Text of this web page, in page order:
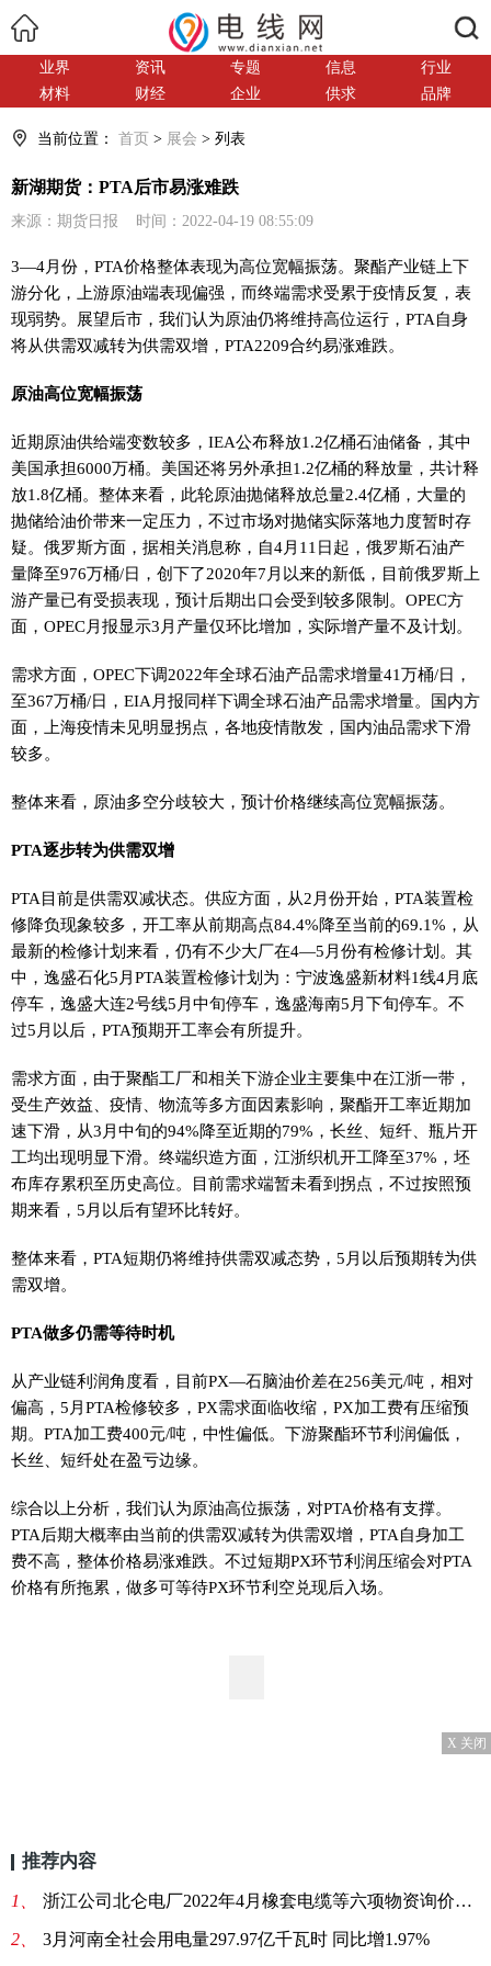
业界 资讯 专题 信息
行业
材料
财经 企业 供求 品牌
当前位置： 首页 > 展会 > 列表
新湖期货：PTA后市易涨难跌
来源：期货日报 时间：2022-04-19 08:55:09
3—4月份，PTA价格整体表现为高位宽幅振荡。聚酯产业链上下
游分化，上游原油端表现偏强，而终端需求受累于疫情反复，表
现弱势。展望后市，我们认为原油仍将维持高位运行，PTA自身
将从供需双减转为供需双增，PTA2209合约易涨难跌。
原油高位宽幅振荡
近期原油供给端变数较多，IEA公布释放1.2亿桶石油储备，其中
美国承担6000万桶。美国还将另外承担1.2亿桶的释放量，共计释
放1.8亿桶。整体来看，此轮原油抛储释放总量2.4亿桶，大量的
抛储给油价带来一定压力，不过市场对抛储实际落地力度暂时存
疑。俄罗斯方面，据相关消息称，自4月11日起，俄罗斯石油产
量降至976万桶/日，创下了2020年7月以来的新低，目前俄罗斯上
游产量已有受损表现，预计后期出口会受到较多限制。OPEC方
面，OPEC月报显示3月产量仅环比增加，实际增产量不及计划。
需求方面，OPEC下调2022年全球石油产品需求增量41万桶/日，
至367万桶/日，EIA月报同样下调全球石油产品需求增量。国内方
面，上海疫情未见明显拐点，各地疫情散发，国内油品需求下滑
较多。
整体来看，原油多空分歧较大，预计价格继续高位宽幅振荡。
PTA逐步转为供需双增
PTA目前是供需双减状态。供应方面，从2月份开始，PTA装置检
修降负现象较多，开工率从前期高点84.4%降至当前的69.1%，从
最新的检修计划来看，仍有不少大厂在4—5月份有检修计划。其
中，逸盛石化5月PTA装置检修计划为：宁波逸盛新材料1线4月底
停车，逸盛大连2号线5月中旬停车，逸盛海南5月下旬停车。不
过5月以后，PTA预期开工率会有所提升。
需求方面，由于聚酯工厂和相关下游企业主要集中在江浙一带，
受生产效益、疫情、物流等多方面因素影响，聚酯开工率近期加
速下滑，从3月中旬的94%降至近期的79%，长丝、短纤、瓶片开
工均出现明显下滑。终端织造方面，江浙织机开工降至37%，坯
布库存累积至历史高位。目前需求端暂未看到拐点，不过按照预
期来看，5月以后有望环比转好。
整体来看，PTA短期仍将维持供需双减态势，5月以后预期转为供
需双增。
PTA做多仍需等待时机
从产业链利润角度看，目前PX—石脑油价差在256美元/吨，相对
偏高，5月PTA检修较多，PX需求面临收缩，PX加工费有压缩预
期。PTA加工费400元/吨，中性偏低。下游聚酯环节利润偏低，
长丝、短纤处在盈亏边缘。
综合以上分析，我们认为原油高位振荡，对PTA价格有支撑。
PTA后期大概率由当前的供需双减转为供需双增，PTA自身加工
费不高，整体价格易涨难跌。不过短期PX环节利润压缩会对PTA
价格有所拖累，做多可等待PX环节利空兑现后入场。
X 关闭
推荐内容
1、 浙江公司北仑电厂2022年4月橡套电缆等六项物资询价采购
2、 3月河南全社会用电量297.97亿千瓦时 同比增1.97%